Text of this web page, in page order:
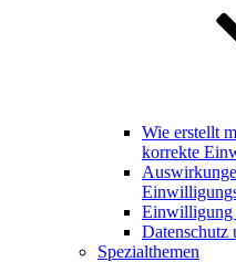
Wie erstellt
korrekte
Einwilligung
Datenschutz
Spezialthemen